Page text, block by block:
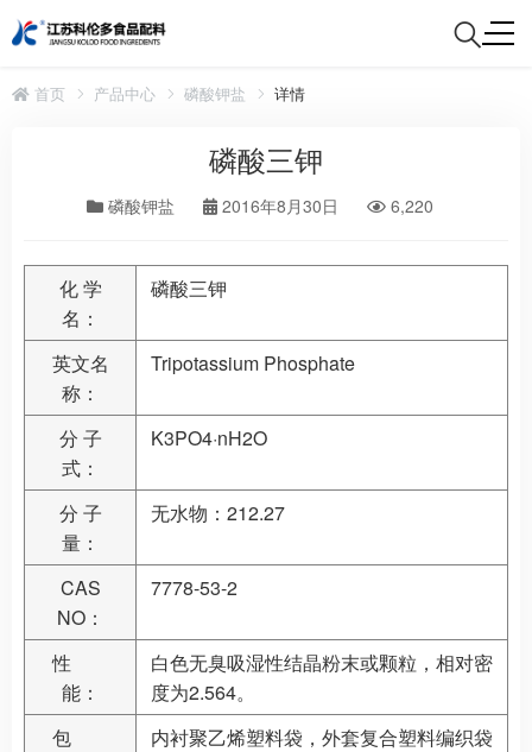
首页 产品中心 磷酸钾盐 详情
磷酸三钾
磷酸钾盐 2016年8月30日 6,220
化 学
名：
磷酸三钾
英文名
称：
Tripotassium Phosphate
分 子
式：
K3PO4·nH2O
分 子
量：
无水物：212.27
CAS
NO：
7778-53-2
性
能：
白色无臭吸湿性结晶粉末或颗粒，相对密
度为2.564。
包
内衬聚乙烯塑料袋，外套复合塑料编织袋